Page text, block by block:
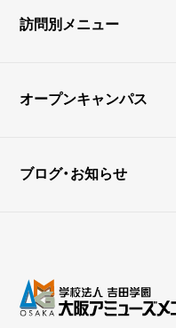
訪問別メニュー
オープンキャンパス
ブログ・お知らせ